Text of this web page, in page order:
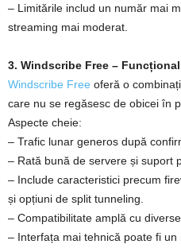
– Limitările includ un număr mai
streaming mai moderat.
3. Windscribe Free –
Windscribe Free oferă o
care nu se regăsesc de obicei în
Aspecte cheie:
– Trafic lunar generos după
– Rată bună de servere și suport
– Include caracteristici precum
și opțiuni de split tunneling.
– Compatibilitate amplă cu
– Interfața mai tehnică poate fi